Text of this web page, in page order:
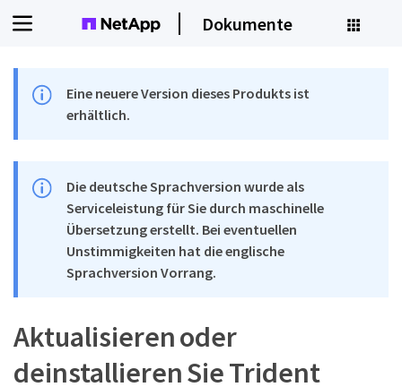
Dokumente
Eine neuere Version dieses Produkts ist
erhältlich.
Die deutsche Sprachversion wurde als
Serviceleistung für Sie durch maschinelle
Übersetzung erstellt. Bei eventuellen
Unstimmigkeiten hat die englische
Sprachversion Vorrang.
Aktualisieren oder
deinstallieren Sie Trident